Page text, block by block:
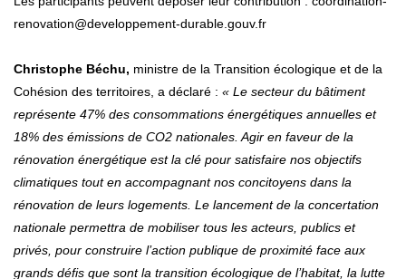
renovation@developpement-durable.gouv.fr
Christophe Béchu, ministre de la Transition écologique et de la
Cohésion des territoires, a déclaré : « Le secteur du bâtiment
représente 47% des consommations énergétiques annuelles et
18% des émissions de CO2 nationales. Agir en faveur de la
rénovation énergétique est la clé pour satisfaire nos objectifs
climatiques tout en accompagnant nos concitoyens dans la
rénovation de leurs logements. Le lancement de la concertation
nationale permettra de mobiliser tous les acteurs, publics et
privés, pour construire l’action publique de proximité face aux
grands défis que sont la transition écologique de l’habitat, la lutte